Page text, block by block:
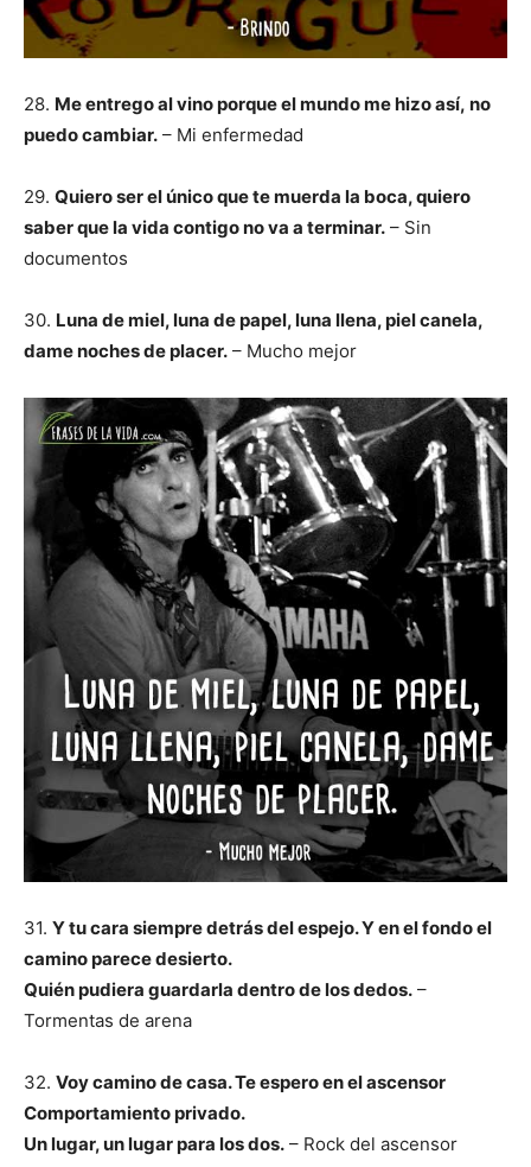
28. Me entrego al vino porque el mundo me hizo así, no
puedo cambiar. – Mi enfermedad
29. Quiero ser el único que te muerda la boca, quiero
saber que la vida contigo no va a terminar. – Sin
documentos
30. Luna de miel, luna de papel, luna llena, piel canela,
dame noches de placer. – Mucho mejor
31. Y tu cara siempre detrás del espejo. Y en el fondo el
camino parece desierto.
Quién pudiera guardarla dentro de los dedos. –
Tormentas de arena
32. Voy camino de casa. Te espero en el ascensor
Comportamiento privado.
Un lugar, un lugar para los dos. – Rock del ascensor